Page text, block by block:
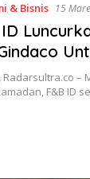
& Bisnis 15
Radarsultra.co
F&B ID